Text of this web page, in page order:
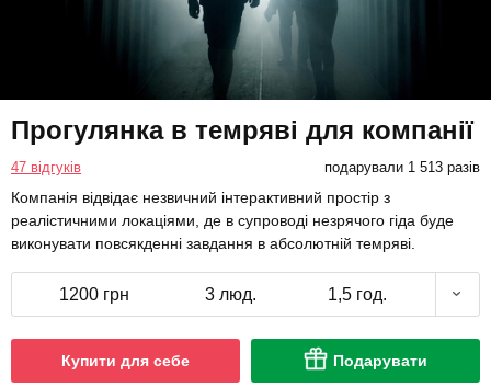
Прогулянка в темряві для компанії
47 відгуків подарували 1 513 разів
Компанія відвідає незвичний інтерактивний простір з
реалістичними локаціями, де в супроводі незрячого гіда буде
виконувати повсякденні завдання в абсолютній темряві.
1200 грн 3 люд. 1,5 год.
Купити для себе Подарувати